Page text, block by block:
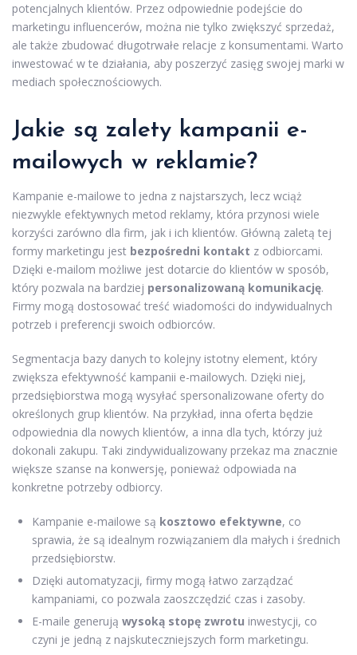
potencjalnych klientów. Przez odpowiednie podejście do
marketingu influencerów, można nie tylko zwiększyć sprzedaż,
ale także zbudować długotrwałe relacje z konsumentami. Warto
inwestować w te działania, aby poszerzyć zasięg swojej marki w
mediach społecznościowych.
Jakie są zalety kampanii e-
mailowych w reklamie?
Kampanie e-mailowe to jedna z najstarszych, lecz wciąż
niezwykle efektywnych metod reklamy, która przynosi wiele
korzyści zarówno dla firm, jak i ich klientów. Główną zaletą tej
formy marketingu jest bezpośredni kontakt z odbiorcami.
Dzięki e-mailom możliwe jest dotarcie do klientów w sposób,
który pozwala na bardziej personalizowaną komunikację.
Firmy mogą dostosować treść wiadomości do indywidualnych
potrzeb i preferencji swoich odbiorców.
Segmentacja bazy danych to kolejny istotny element, który
zwiększa efektywność kampanii e-mailowych. Dzięki niej,
przedsiębiorstwa mogą wysyłać spersonalizowane oferty do
określonych grup klientów. Na przykład, inna oferta będzie
odpowiednia dla nowych klientów, a inna dla tych, którzy już
dokonali zakupu. Taki zindywidualizowany przekaz ma znacznie
większe szanse na konwersję, ponieważ odpowiada na
konkretne potrzeby odbiorcy.
Kampanie e-mailowe są kosztowo efektywne, co
sprawia, że są idealnym rozwiązaniem dla małych i średnich
przedsiębiorstw.
Dzięki automatyzacji, firmy mogą łatwo zarządzać
kampaniami, co pozwala zaoszczędzić czas i zasoby.
E-maile generują wysoką stopę zwrotu inwestycji, co
czyni je jedną z najskuteczniejszych form marketingu.